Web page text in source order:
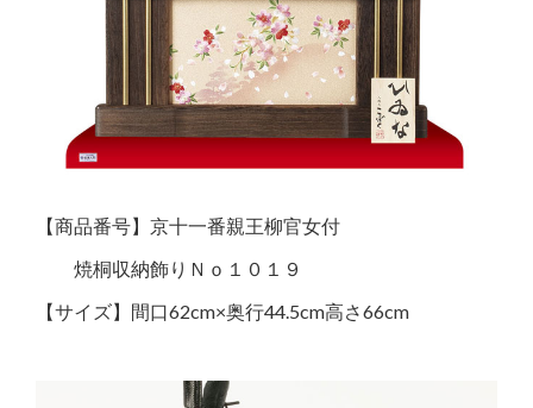
【商品番号】京十一番親王柳官女付
焼桐収納飾りＮｏ１０１９
【サイズ】間口62cm×奥行44.5cm高さ66cm